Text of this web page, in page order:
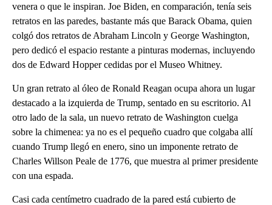
venera o que le inspiran. Joe Biden, en comparación, tenía seis
retratos en las paredes, bastante más que Barack Obama, quien
colgó dos retratos de Abraham Lincoln y George Washington,
pero dedicó el espacio restante a pinturas modernas, incluyendo
dos de Edward Hopper cedidas por el Museo Whitney.
Un gran retrato al óleo de Ronald Reagan ocupa ahora un lugar
destacado a la izquierda de Trump, sentado en su escritorio. Al
otro lado de la sala, un nuevo retrato de Washington cuelga
sobre la chimenea: ya no es el pequeño cuadro que colgaba allí
cuando Trump llegó en enero, sino un imponente retrato de
Charles Willson Peale de 1776, que muestra al primer presidente
con una espada.
Casi cada centímetro cuadrado de la pared está cubierto de